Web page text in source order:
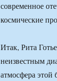
современное
космические
Итак, Рита
неизвестным
атмосфера этой